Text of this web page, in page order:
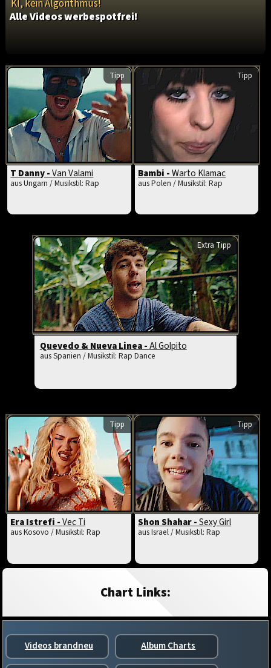
KI, kein Algorithmus!
Alle Videos werbespotfrei!
Tipp
T Danny -Van Valami
aus Ungarn / Musikstil: Rap
Tipp
Bambi -Warto Klamac
aus Polen / Musikstil: Rap
Extra Tipp
Quevedo & Nueva Linea -Al Golpito
aus Spanien / Musikstil: Rap Dance
Tipp
Era Istrefi -Vec Ti
aus Kosovo / Musikstil: Rap
Tipp
Shon Shahar -Sexy Girl
aus Israel / Musikstil: Rap
Chart Links:
Videos brandneu Album Charts